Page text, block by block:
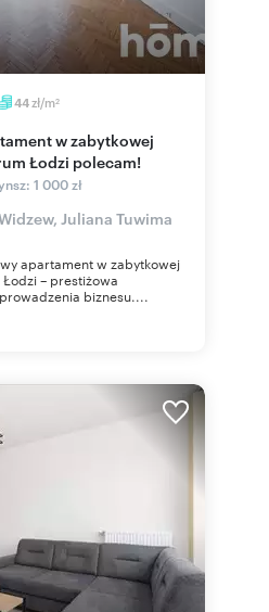
44zł/m2
Łodzi polecam!
1 000 zł
Juliana Tuwima
apartament w zabytkowej
– prestiżowa
biznesu....